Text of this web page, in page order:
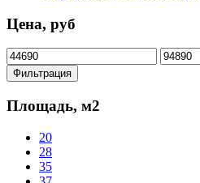
Цена, руб
Минимальная
цена
цена
Фильтрация
Площадь, м2
20
28
35